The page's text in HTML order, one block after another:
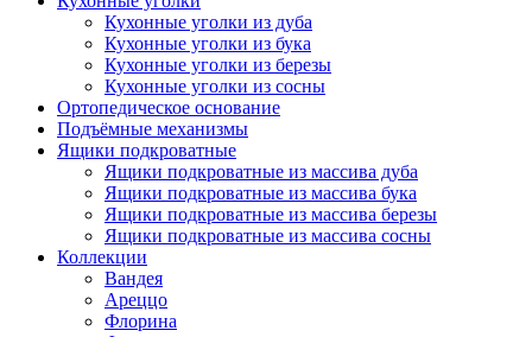
Кухонные уголки из дуба
Кухонные уголки из бука
Кухонные уголки из березы
Кухонные уголки из сосны
Ортопедическое основание
Подъёмные механизмы
Ящики подкроватные
Ящики подкроватные из массива дуба
Ящики подкроватные из массива бука
Ящики подкроватные из массива березы
Ящики подкроватные из массива сосны
Коллекции
Вандея
Ареццо
Флорина